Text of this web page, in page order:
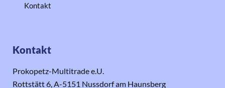
Kontakt
Kontakt
Prokopetz-Multitrade e.U.
Rottstätt 6, A-5151 Nussdorf am Haunsberg